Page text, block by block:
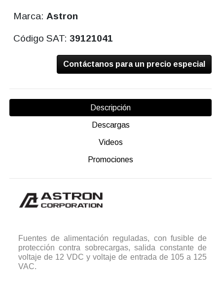
Marca: Astron
Código SAT:39121041
Contáctanos para un precio especial
Descripción
Descargas
Videos
Promociones
Fuentes de alimentación reguladas, con fusible de
protección contra sobrecargas, salida constante de
voltaje de 12 VDC y voltaje de entrada de 105 a 125
VAC.